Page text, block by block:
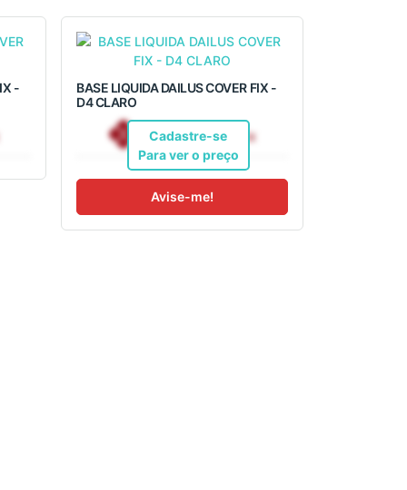
-
BASE LIQUIDA DAILUS COVER FIX -
D4 CLARO
Cadastre-se
Para ver o preço
R$ 32,36 Pix
Avise-me!